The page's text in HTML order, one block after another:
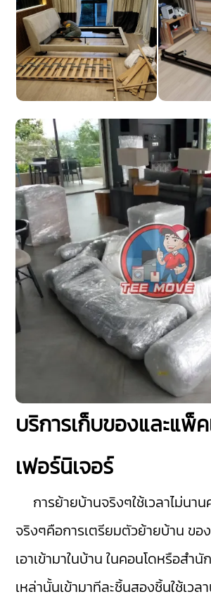
บริการเก็บของและแพ็
เฟอร์นิเจอร์
การย้ายบ้านจริงๆใช้เวลาไม่นา
จริงๆคือการเตรียมตัวย้ายบ้าน ขอ
เอาเข้ามาในบ้าน ในคอนโดหรือสำนั
เหล่านั้นเข้ามาทีละชิ้นสองชิ้นใช้เวล